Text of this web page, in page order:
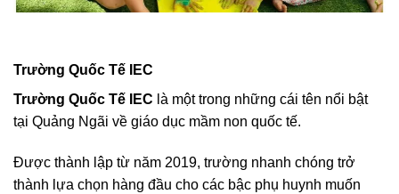
Trường Quốc Tế IEC
Trường Quốc Tế IEC là một trong những cái tên nổi bật
tại Quảng Ngãi về giáo dục mầm non quốc tế.
Được thành lập từ năm 2019, trường nhanh chóng trở
thành lựa chọn hàng đầu cho các bậc phụ huynh muốn